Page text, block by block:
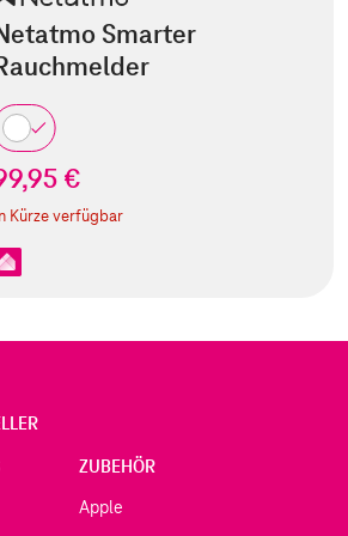
Smarter
€
Kürze verfügbar
ZUBEHÖR
Apple